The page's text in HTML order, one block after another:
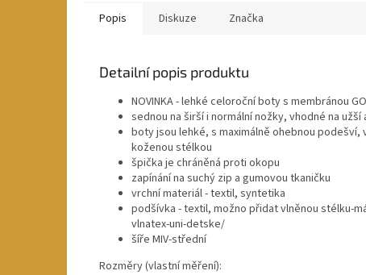
Popis Diskuze Značka
Detailní popis produktu
NOVINKA - lehké celoroční boty s membránou
sednou na širší i normální nožky, vhodné na
boty jsou lehké, s maximálně ohebnou
koženou stélkou
špička je chráněná proti okopu
zapínání na suchý zip a gumovou tkaničku
vrchní materiál - textil, syntetika
podšívka - textil, možno přidat vlněnou stélku-
vlnatex-uni-detske/
šíře MIV-střední
Rozměry (vlastní měření):